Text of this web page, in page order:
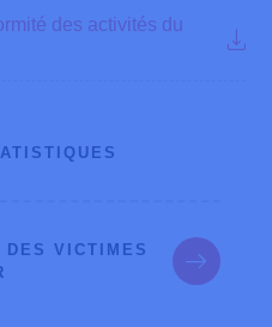
des activités du
DES VICTIMES